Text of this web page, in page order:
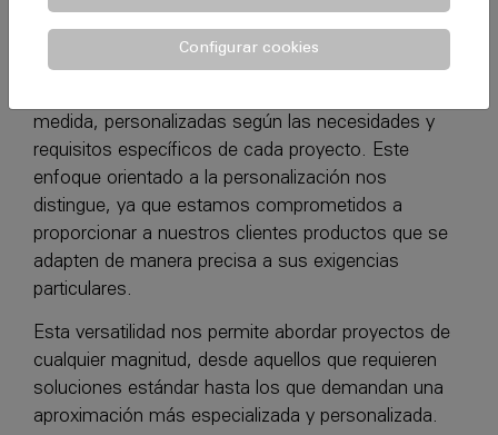
Además de contar con un stock disponible para
envío inmediato, destacamos nuestra capacidad
medida, personalizadas según las necesidades y
requisitos específicos de cada proyecto. Este
enfoque orientado a la personalización nos
distingue, ya que estamos comprometidos a
proporcionar a nuestros clientes productos que se
adapten de manera precisa a sus exigencias
particulares.
Esta versatilidad nos permite abordar proyectos de
cualquier magnitud, desde aquellos que requieren
soluciones estándar hasta los que demandan una
aproximación más especializada y personalizada.
Configurar cookies